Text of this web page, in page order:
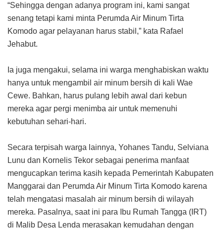
“Sehingga dengan adanya program ini, kami sangat
senang tetapi kami minta Perumda Air Minum Tirta
Komodo agar pelayanan harus stabil,” kata Rafael
Jehabut.
Ia juga mengakui, selama ini warga menghabiskan waktu
hanya untuk mengambil air minum bersih di kali Wae
Cewe. Bahkan, harus pulang lebih awal dari kebun
mereka agar pergi menimba air untuk memenuhi
kebutuhan sehari-hari.
Secara terpisah warga lainnya, Yohanes Tandu, Selviana
Lunu dan Kornelis Tekor sebagai penerima manfaat
mengucapkan terima kasih kepada Pemerintah Kabupaten
Manggarai dan Perumda Air Minum Tirta Komodo karena
telah mengatasi masalah air minum bersih di wilayah
mereka. Pasalnya, saat ini para Ibu Rumah Tangga (IRT)
di Malib Desa Lenda merasakan kemudahan dengan